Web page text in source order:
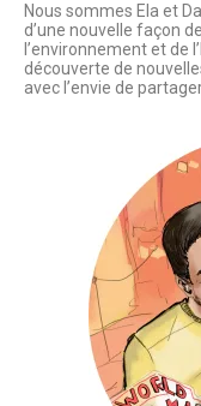
Nous sommes Ela et
d’une nouvelle façon
l’environnement et de
découverte de
avec l’envie de